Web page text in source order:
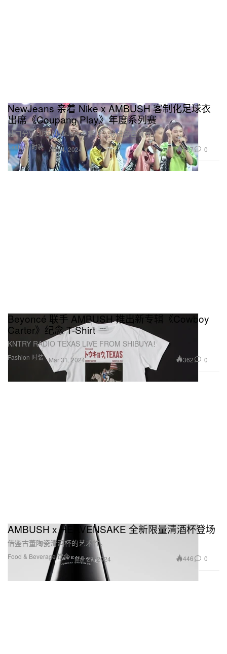
Fashion 时装
NewJeans 亲着 Nike x AMBUSH 客制化足球衣
出席《Coupang Play》年度系列赛
袖口分别印有 NewJeans 字样、成员各自背号。
Aug 4, 2024 597 0
Fashion 时装
Beyoncé 联手 AMBUSH 推出新专辑《Cowboy
Carter》纪念 T-Shirt
KNTRY RADIO TEXAS LIVE FROM SHIBUYA！
Mar 31, 2024 362 0
Food & Beverage 饮食
AMBUSH x HEAVENSAKE 全新限量清酒杯登场
借鉴古董陶瓷清酒杯的艺术性。
Mar 27, 2024 446 0